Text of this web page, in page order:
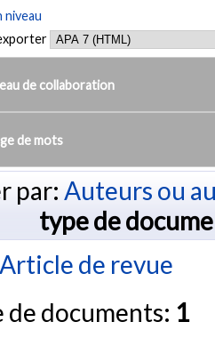
niveau
de collaboration
de mots
par: Auteurs ou
type de
Article de revue
de documents: 1